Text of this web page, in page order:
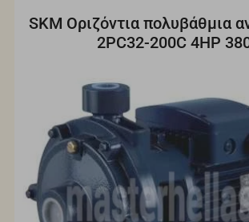
SKM Οριζόντια πολυβάθμια
2PC32-200C 4HP